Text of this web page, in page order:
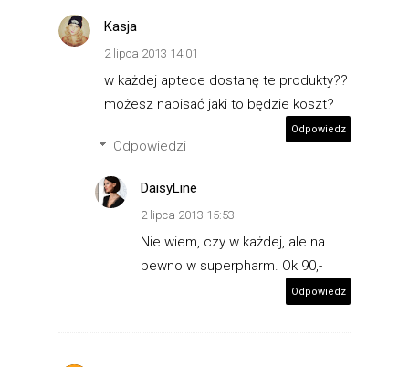
Kasja
2 lipca 2013 14:01
w każdej aptece dostanę te produkty??
możesz napisać jaki to będzie koszt?
Odpowiedz
Odpowiedzi
DaisyLine
2 lipca 2013 15:53
Nie wiem, czy w każdej, ale na
pewno w superpharm. Ok 90,-
Odpowiedz